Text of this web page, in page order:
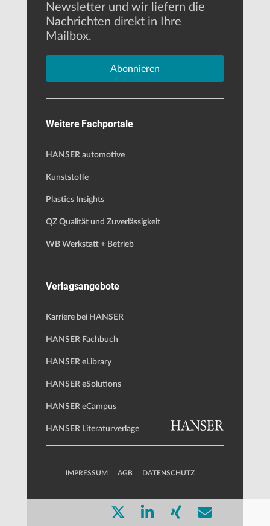
Newsletter und wir liefern die
Nachrichten direkt in Ihre
Mailbox.
Abonnieren
Weitere Fachportale
HANSER automotive
Kunststoffe
Plastics Insights
QZ Qualität und Zuverlässigkeit
WB Werkstatt + Betrieb
Verlagsangebote
Karriere bei HANSER
HANSER Fachbuch
HANSER eLibrary
HANSER eSolutions
HANSER eCampus
HANSER Literaturverlage
IMPRESSUM AGB DATENSCHUTZ